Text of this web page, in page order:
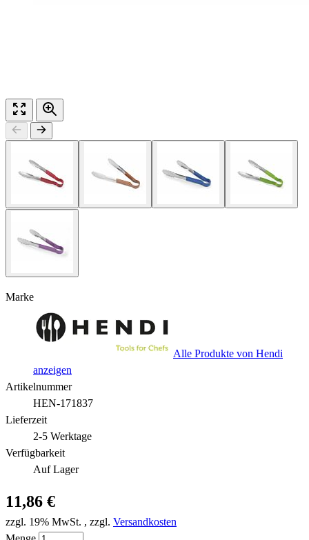
Marke
Alle Produkte von Hendi
anzeigen
Artikelnummer
HEN-171837
Lieferzeit
2-5 Werktage
Verfügbarkeit
Auf Lager
11,86 €
zzgl. 19% MwSt. , zzgl. Versandkosten